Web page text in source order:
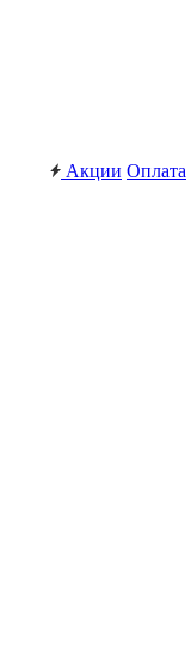
Акции Оплата